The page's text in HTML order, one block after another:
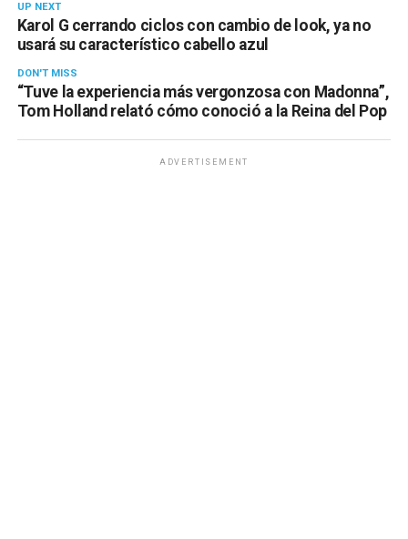
UP NEXT
Karol G cerrando ciclos con cambio de look, ya no
usará su característico cabello azul
DON'T MISS
“Tuve la experiencia más vergonzosa con Madonna”,
Tom Holland relató cómo conoció a la Reina del Pop
ADVERTISEMENT